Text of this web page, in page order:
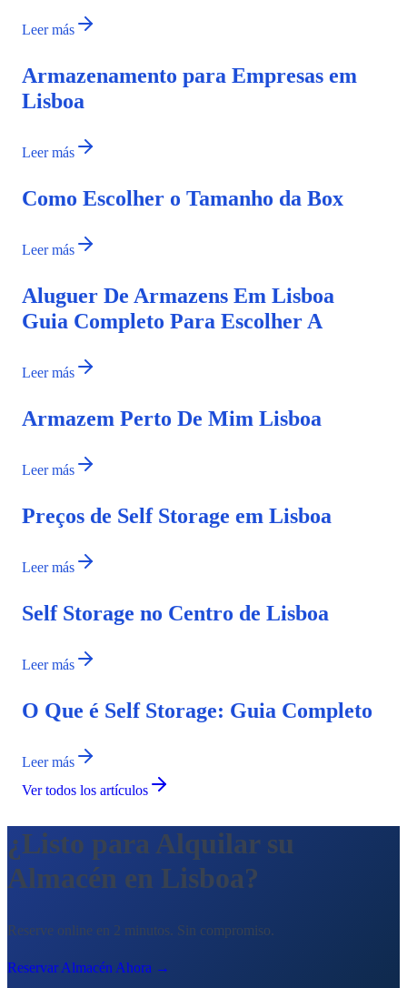
Leer más
Armazenamento para Empresas em
Lisboa
Leer más
Como Escolher o Tamanho da Box
Leer más
Aluguer De Armazens Em Lisboa
Guia Completo Para Escolher A
Leer más
Armazem Perto De Mim Lisboa
Leer más
Preços de Self Storage em Lisboa
Leer más
Self Storage no Centro de Lisboa
Leer más
O Que é Self Storage: Guia Completo
Leer más
Ver todos los artículos
¿Listo para Alquilar su
Almacén en Lisboa?
Reserve online en 2 minutos. Sin compromiso.
Reservar Almacén Ahora →